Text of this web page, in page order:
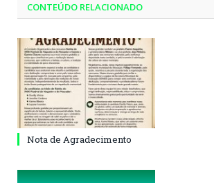
CONTEÚDO RELACIONADO
Nota de Agradecimento